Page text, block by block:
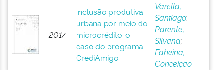
2017
Inclusão produtiva
urbana por meio do
microcrédito: o
caso do programa
CrediAmigo
Varella,
Santiago;
Parente,
Silvana;
Faheina,
Conceição